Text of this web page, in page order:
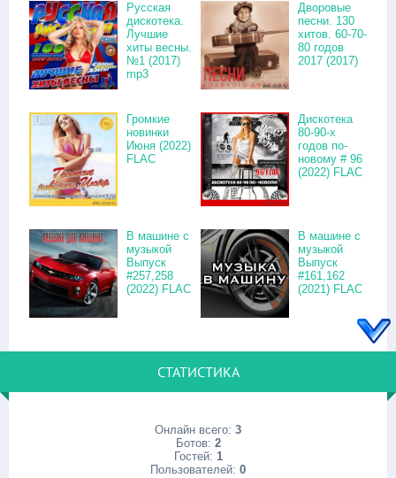
Русская
дискотека.
Лучшие
хиты весны.
№1 (2017)
mp3
Дворовые
песни. 130
хитов. 60-70-
80 годов
2017 (2017)
Громкие
новинки
Июня (2022)
FLAC
Дискотека
80-90-х
годов по-
новому # 96
(2022) FLAC
В машине с
музыкой
Выпуск
#257,258
(2022) FLAC
В машине с
музыкой
Выпуск
#161,162
(2021) FLAC
СТАТИСТИКА
Онлайн всего: 3
Ботов: 2
Гостей: 1
Пользователей: 0